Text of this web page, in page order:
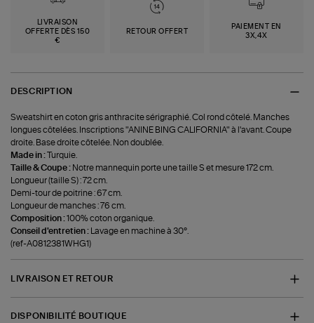
LIVRAISON
OFFERTE DÈS 150
€
RETOUR OFFERT
PAIEMENT EN
3X,4X
DESCRIPTION
Sweatshirt en coton gris anthracite sérigraphié. Col rond côtelé. Manches
longues côtelées. Inscriptions "ANINE BING CALIFORNIA" à l'avant. Coupe
droite. Base droite côtelée. Non doublée.
Made in :
Turquie.
Taille & Coupe : Notre mannequin porte une taille S et mesure 172 cm.
Longueur (taille S) : 72 cm.
Demi-tour de poitrine : 67 cm.
Longueur de manches : 76 cm.
Composition :100% coton organique.
Conseil d'entretien :
Lavage en machine à 30°.
(ref-A0812381WHG1)
LIVRAISON ET RETOUR
DISPONIBILITÉ BOUTIQUE